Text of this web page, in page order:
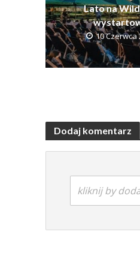
Lato na
10 Czerwca
Dodaj komentarz
kliknij by